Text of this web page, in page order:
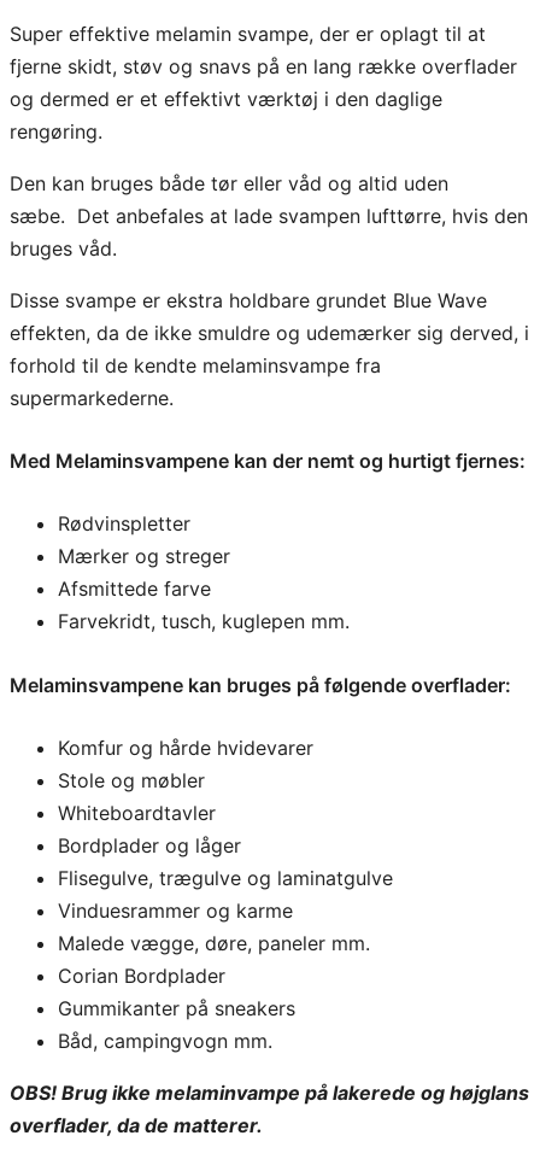
m
p
–
5
t
k
.
a
n
t
a
Super effektive melamin svampe, der er oplagt til at
fjerne skidt, støv og snavs på en lang række overflader
og dermed er et effektivt værktøj i den daglige
rengøring.
Den kan bruges både tør eller våd og altid uden
sæbe. Det anbefales at lade svampen lufttørre, hvis den
bruges våd.
Disse svampe er ekstra holdbare grundet Blue Wave
effekten, da de ikke smuldre og udemærker sig derved, i
forhold til de kendte melaminsvampe fra
supermarkederne.
Med Melaminsvampene kan der nemt og hurtigt fjernes:
Rødvinspletter
Mærker og streger
Afsmittede farve
Farvekridt, tusch, kuglepen mm.
Melaminsvampene kan bruges på følgende overflader:
Komfur og hårde hvidevarer
Stole og møbler
Whiteboardtavler
Bordplader og låger
Flisegulve, trægulve og laminatgulve
Vinduesrammer og karme
Malede vægge, døre, paneler mm.
Corian Bordplader
Gummikanter på sneakers
Båd, campingvogn mm.
OBS! Brug ikke melaminvampe på lakerede og højglans
overflader, da de matterer.